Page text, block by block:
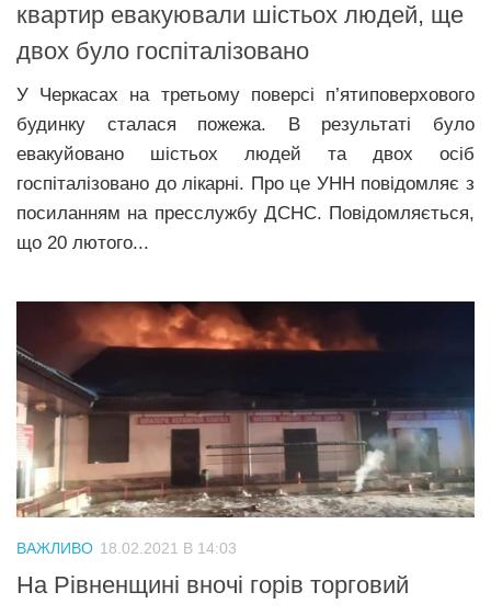
квартир евакуювали шістьох людей, ще
двох було госпіталізовано
У Черкасах на третьому поверсі п’ятиповерхового
будинку сталася пожежа. В результаті було
евакуйовано шістьох людей та двох осіб
госпіталізовано до лікарні. Про це УНН повідомляє з
посиланням на пресслужбу ДСНС. Повідомляється,
що 20 лютого...
ВАЖЛИВО 18.02.2021 В 14:03
На Рівненщині вночі горів торговий